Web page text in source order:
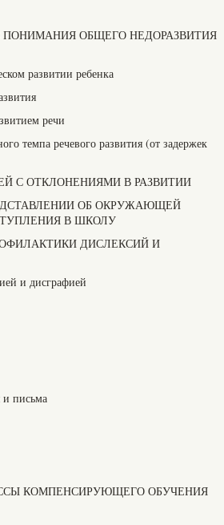
ПОНИМАНИЯ ОБЩЕГО НЕДОРАЗВИТИЯ
развитии ребенка
речи
темпа речевого развития (от задержек
С ОТКЛОНЕНИЯМИ В РАЗВИТИИ
ОБ ОКРУЖАЮЩЕЙ
В ШКОЛУ
ДИСЛЕКСИЙ И
и дисграфией
и письма
КОМПЕНСИРУЮЩЕГО ОБУЧЕНИЯ